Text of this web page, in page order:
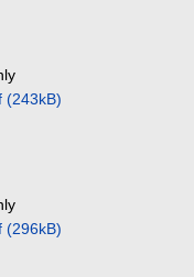
(243kB)
(296kB)